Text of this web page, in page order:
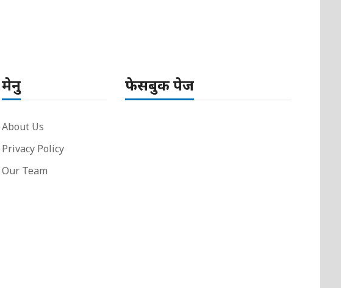
मेनु
About Us
Privacy Policy
Our Team
फेसबुक पेज